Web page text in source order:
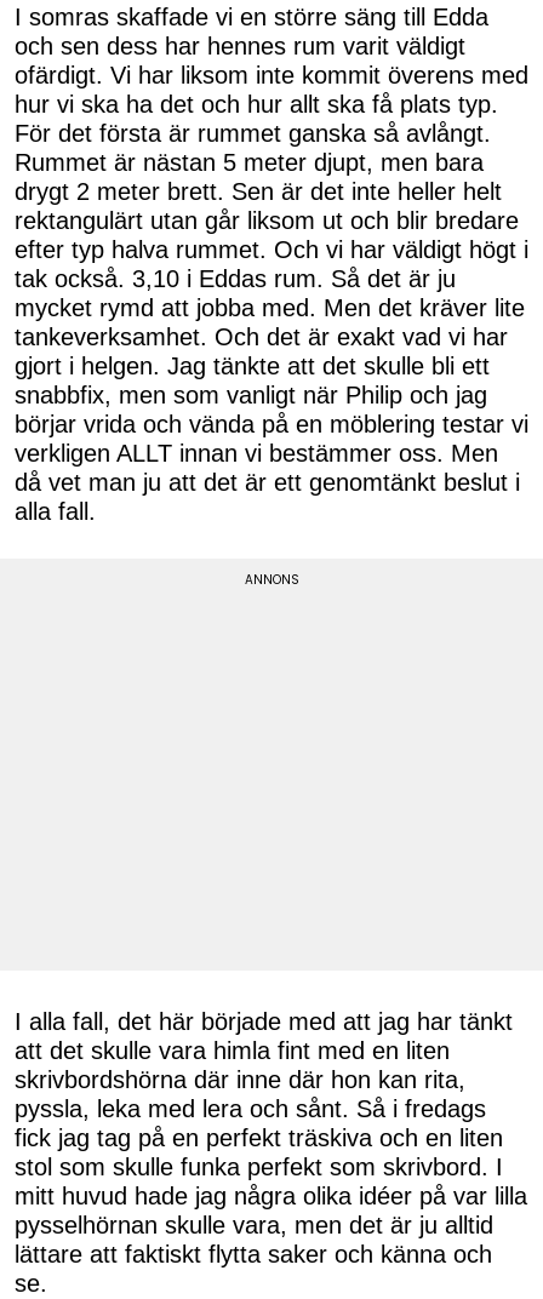
of
50
seconds
I somras skaffade vi en större säng till Edda
och sen dess har hennes rum varit väldigt
ofärdigt. Vi har liksom inte kommit överens med
hur vi ska ha det och hur allt ska få plats typ.
För det första är rummet ganska så avlångt.
Rummet är nästan 5 meter djupt, men bara
drygt 2 meter brett. Sen är det inte heller helt
rektangulärt utan går liksom ut och blir bredare
efter typ halva rummet. Och vi har väldigt högt i
tak också. 3,10 i Eddas rum. Så det är ju
mycket rymd att jobba med. Men det kräver lite
tankeverksamhet. Och det är exakt vad vi har
gjort i helgen. Jag tänkte att det skulle bli ett
snabbfix, men som vanligt när Philip och jag
börjar vrida och vända på en möblering testar vi
verkligen ALLT innan vi bestämmer oss. Men
då vet man ju att det är ett genomtänkt beslut i
alla fall.
I alla fall, det här började med att jag har tänkt
att det skulle vara himla fint med en liten
skrivbordshörna där inne där hon kan rita,
pyssla, leka med lera och sånt. Så i fredags
fick jag tag på en perfekt träskiva och en liten
stol som skulle funka perfekt som skrivbord. I
mitt huvud hade jag några olika idéer på var lilla
pysselhörnan skulle vara, men det är ju alltid
lättare att faktiskt flytta saker och känna och
se.